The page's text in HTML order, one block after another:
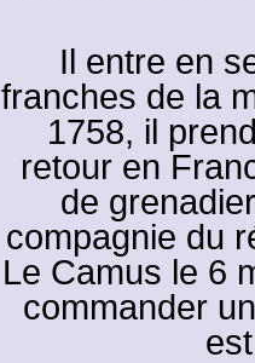
Il entre en
franches de la
1758, il
retour en
de
compagnie du
Le Camus le 6
commander